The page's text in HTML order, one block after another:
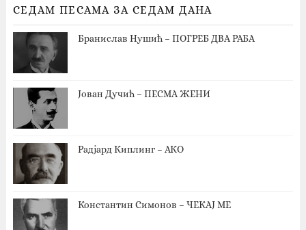
СЕДАМ ПЕСАМА ЗА СЕДАМ ДАНА
Бранислав Нушић – ПОГРЕБ ДВА РАБА
Јован Дучић – ПЕСМА ЖЕНИ
Радјард Киплинг – АКО
Константин Симонов – ЧЕКАЈ МЕ